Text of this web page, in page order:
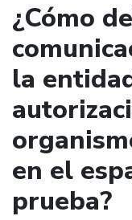
¿Cómo
la
en el
prueba?